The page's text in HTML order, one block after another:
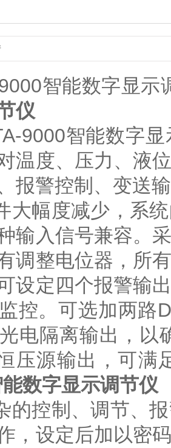
智能数字显示
仪
智能数字显
温度、压力、液
报警控制、变送
幅度减少，系统
输入信号兼容。
调整电位器，所
设定四个报警输
控。可选加两路
电隔离输出，以
压源输出，可满
数字显示调节仪
控制、调节、报
，设定后加以密